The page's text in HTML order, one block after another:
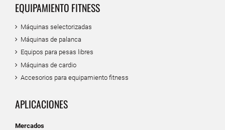
EQUIPAMIENTO FITNESS
Máquinas selectorizadas
Máquinas de palanca
Equipos para pesas libres
Máquinas de cardio
Accesorios para equipamiento fitness
APLICACIONES
Mercados